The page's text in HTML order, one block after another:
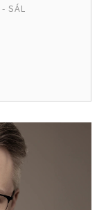
- SÁL